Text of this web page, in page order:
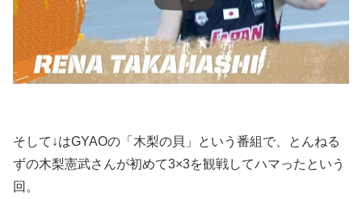
そして↓はGYAOの「木梨の貝」という番組で、とんねる
ずの木梨憲武さんが初めて3×3を観戦してハマったという
回。